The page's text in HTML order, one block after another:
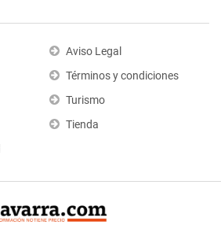
Aviso Legal
Términos y condiciones
Turismo
Tienda